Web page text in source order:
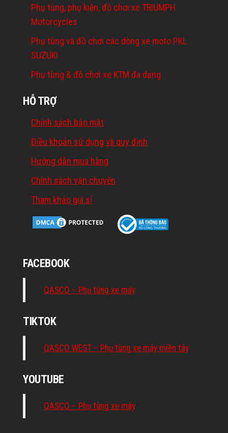
Phụ tùng, phụ kiện, đồ chơi xe TRIUMPH
Motorcycles
Phụ tùng và đồ chơi các dòng xe moto PKL
SUZUKI
Phụ tùng & đồ chơi xe KTM đa dạng
HỖ TRỢ
Chính sách bảo mật
Điều khoản sử dụng và quy định
Hướng dẫn mua hàng
Chính sách vận chuyển
Tham khảo giá sỉ
FACEBOOK
QASCO – Phụ tùng xe máy
TIKTOK
QASCO WEST – Phụ tùng xe máy miền tây
YOUTUBE
QASCO – Phụ tùng xe máy